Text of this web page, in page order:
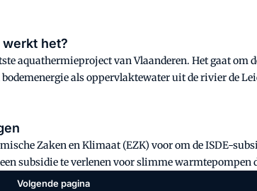
het?
aquathermieproject van Vlaanderen. Het gaat
als oppervlaktewater uit de rivier de
Zaken en Klimaat (EZK) voor om de ISDE-
subsidie te verlenen voor slimme
Volgende pagina